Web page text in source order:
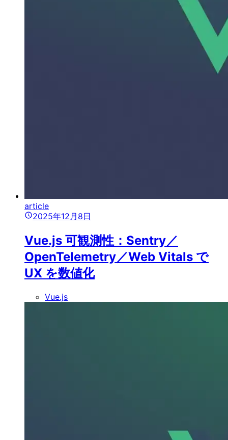
article
2025年12月8日
Vue.js 可観測性：Sentry／
OpenTelemetry／Web Vitals で
UX を数値化
Vue.js